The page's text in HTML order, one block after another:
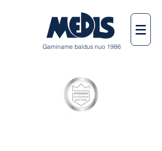
Gaminame baldus nuo 1986